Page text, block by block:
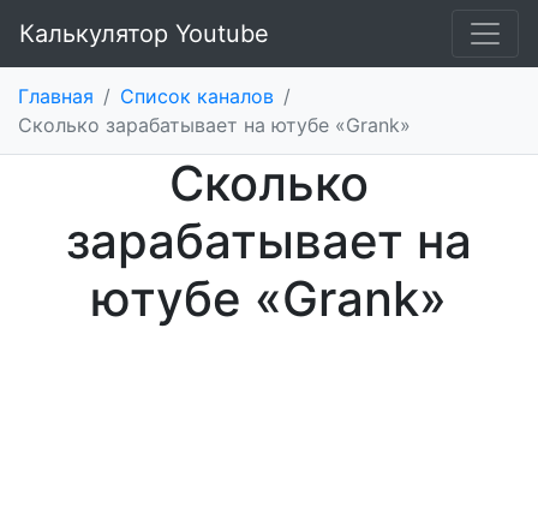
Калькулятор Youtube
Главная / Список каналов /
Cколько зарабатывает на ютубе «Grank»
Cколько
зарабатывает на
ютубе «Grank»